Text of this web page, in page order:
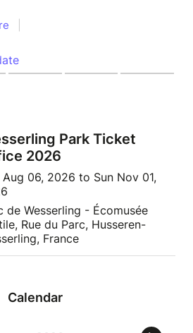
Park Ticket
2026
Aug 06, 2026 to Sun Nov 01,
de Wesserling - Écomusée
Rue du Parc, Husseren-
France
Calendar